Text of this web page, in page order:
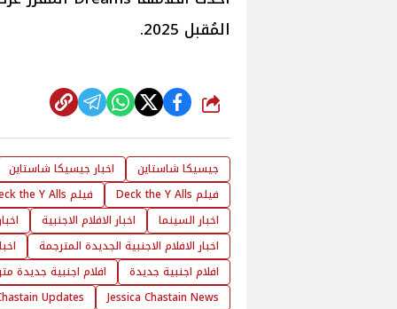
المُقبل 2025.
شارك
جيسيكا شاستاين
اخبار جيسيكا شاستاين
فيلم Deck the Y Alls
فيلم Deck the Y Alls مترجم
اخبار السينما
اخبار الافلام الاجنبية
اخبار الافلام الاجنبية الجديدة المترجمة
افلام اجنبية جديدة
افلام اجنبية جديدة
Jessica Chastain News
Updates